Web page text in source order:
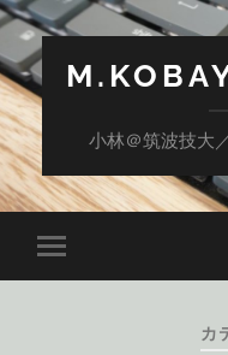
小林＠筑波技大
モ
バ
カ